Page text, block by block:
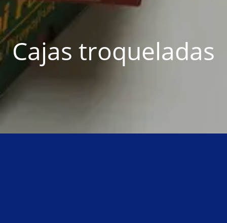
Cajas troqueladas